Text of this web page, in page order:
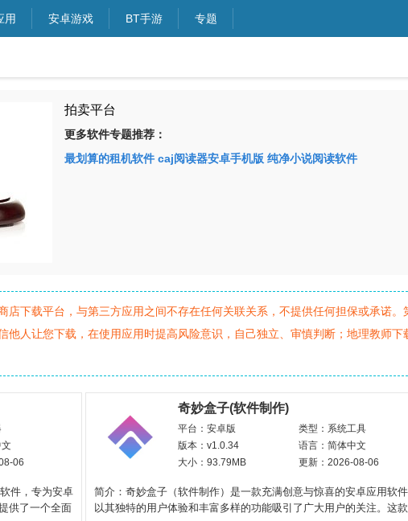
用 安卓游戏 BT手游 专题
拍卖平台
更多软件专题推荐：
最划算的租机软件 caj阅读器安卓手机版 纯净小说阅读软件
店下载平台，与第三方应用之间不存在任何关联关系，不提供任何担保或承诺。
人让您下载，在使用应用时提高风险意识，自己独立、审慎判断；地理教师下
06
件，专为安卓
供了一个全面
奇妙盒子(软件制作)
平台：安卓版
类型：系统工具
版本：v1.0.34
语言：简体中文
大小：93.79MB
更新：2026-08-06
简介：奇妙盒子（软件制作）是一款充满创意与惊喜的安卓应用软件
以其独特的用户体验和丰富多样的功能吸引了广大用户的关注。这